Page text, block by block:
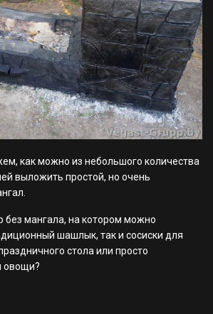
как можно из небольшого количества
выложить простой, но очень
без мангала, на котором можно
шашлык, так и сосиски для
стола или просто
овощи?